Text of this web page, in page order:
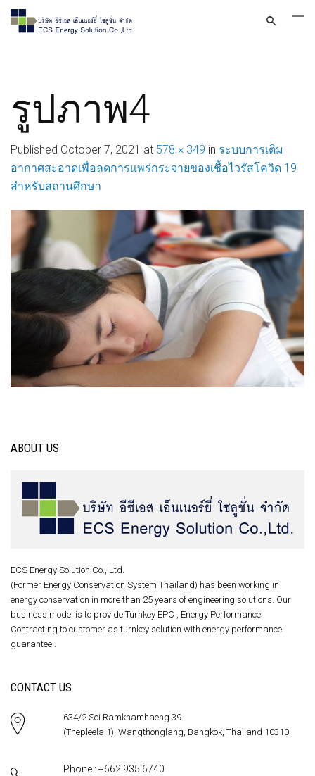
รูปภาพ4
Published October 7, 2021 at 578 × 349 in ระบบการเติม
อากาศสะอาดเพื่อลดการแพร่กระจายของเชื้อไวรัสโควิด 19
สำหรับสถานศึกษา
ABOUT US
ECS Energy Solution Co., Ltd.
(Former Energy Conservation System Thailand) has been working in
energy conservation in more than 25 years of engineering solutions. Our
business model is to provide Turnkey EPC , Energy Performance
Contracting to customer as turnkey solution with energy performance
guarantee .
CONTACT US
634/2 Soi.Ramkhamhaeng 39
(Thepleela 1), Wangthonglang, Bangkok, Thailand 10310
Phone : +662 935 6740